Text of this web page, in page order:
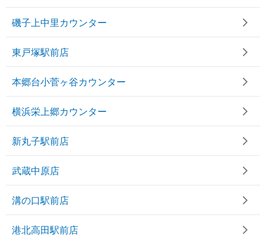
磯子上中里カウンター
東戸塚駅前店
本郷台小菅ヶ谷カウンター
横浜栄上郷カウンター
新丸子駅前店
武蔵中原店
溝の口駅前店
港北高田駅前店